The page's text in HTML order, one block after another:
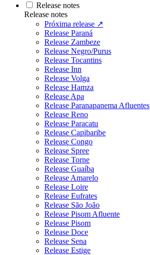
Release notes
Release notes
Próxima release ↗
Release Paraná
Release Zambeze
Release Negro/Purus
Release Tocantins
Release Inn
Release Volga
Release Hamza
Release Apa
Release Paranapanema Afluentes
Release Reno
Release Paracatu
Release Capibaribe
Release Congo
Release Spree
Release Torne
Release Guaíba
Release Amarelo
Release Loire
Release Eufrates
Release São João
Release Pisom Afluente
Release Pisom
Release Doce
Release Sena
Release Estige